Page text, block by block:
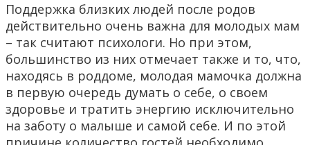
Поддержка близких людей после родов
действительно очень важна для молодых мам
– так считают психологи. Но при этом,
большинство из них отмечает также и то, что,
находясь в роддоме, молодая мамочка должна
в первую очередь думать о себе, о своем
здоровье и тратить энергию исключительно
на заботу о малыше и самой себе. И по этой